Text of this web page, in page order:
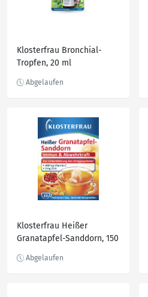
Klosterfrau Bronchial-
Tropfen, 20 ml
Klosterfrau Heißer
Granatapfel-Sanddorn, 150